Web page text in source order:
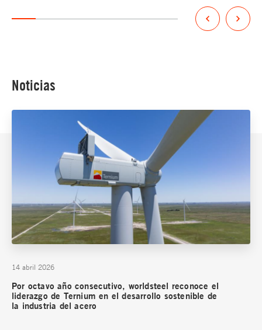
Noticias
14 abril 2026
Por octavo año consecutivo, worldsteel reconoce el
liderazgo de Ternium en el desarrollo sostenible de
la industria del acero